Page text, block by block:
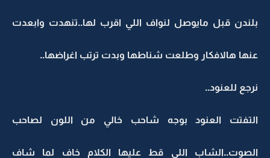
بلندن قبل مايوصل لنواف اللي اقرب لها..تنهدت وابعدت
عنها هالافكار وطلعت شناطها وبدت ترتب اغراضها..
نرجع للعنود..
التفتت العنود بوجه شاحب خالي من اللون لصاحب
الصوت..الشاب اللي قط عليها الكلام خاف لما شاف